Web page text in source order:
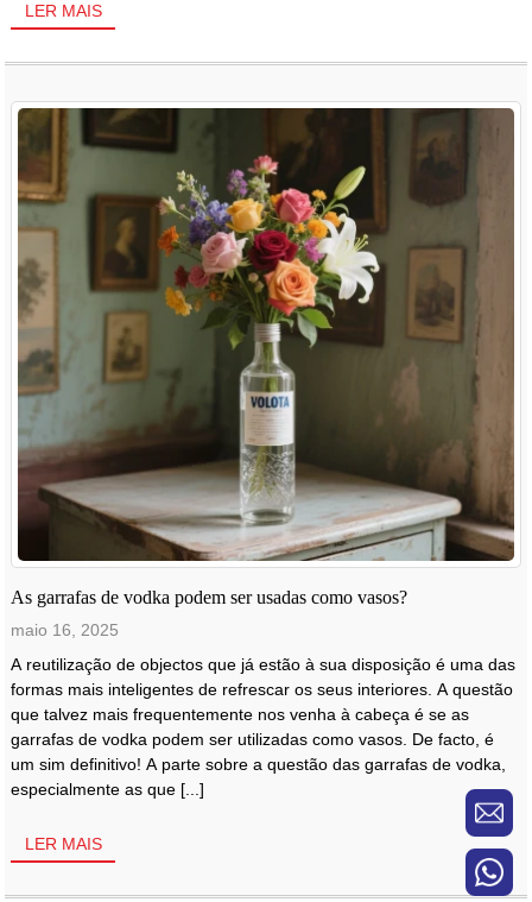
LER MAIS
As garrafas de vodka podem ser usadas como vasos?
maio 16, 2025
A reutilização de objectos que já estão à sua disposição é uma das
formas mais inteligentes de refrescar os seus interiores. A questão
que talvez mais frequentemente nos venha à cabeça é se as
garrafas de vodka podem ser utilizadas como vasos. De facto, é
um sim definitivo! A parte sobre a questão das garrafas de vodka,
especialmente as que [...]
LER MAIS